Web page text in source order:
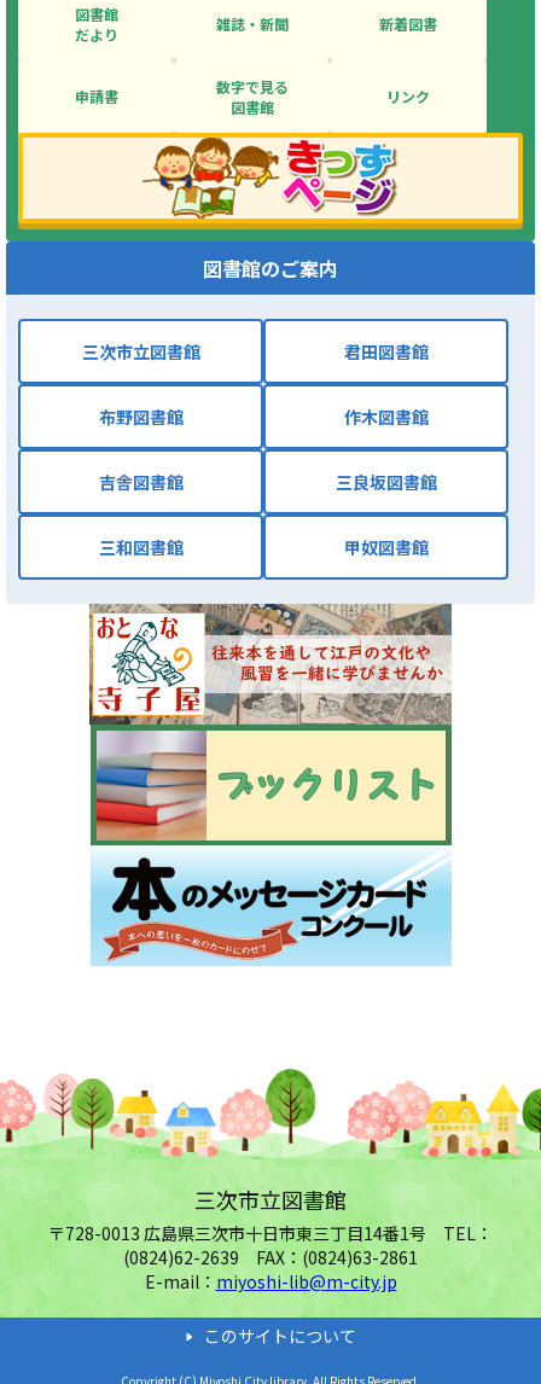
図書館
だより
雑誌・新聞 新着図書
申請書
数字で見る
図書館
リンク
図書館のご案内
三次市立図書館 君田図書館
布野図書館 作木図書館
吉舎図書館 三良坂図書館
三和図書館 甲奴図書館
三次市立図書館
〒728-0013 広島県三次市十日市東三丁目14番1号 TEL：
(0824)62-2639 FAX：(0824)63-2861
E-mail： miyoshi-lib@m-city.jp
このサイトについて